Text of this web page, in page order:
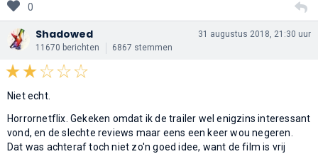
0
Shadowed
11670 berichten 6867 stemmen
31 augustus 2018, 21:30 uur
Niet echt.
Horrornetflix. Gekeken omdat ik de trailer wel enigzins interessant
vond, en de slechte reviews maar eens een keer wou negeren.
Dat was achteraf toch niet zo'n goed idee, want de film is vrij